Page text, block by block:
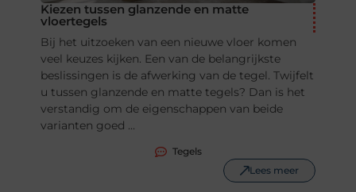
Kiezen tussen glanzende en matte
vloertegels
Bij het uitzoeken van een nieuwe vloer komen
veel keuzes kijken. Een van de belangrijkste
beslissingen is de afwerking van de tegel. Twijfelt
u tussen glanzende en matte tegels? Dan is het
verstandig om de eigenschappen van beide
varianten goed ...
Tegels
Lees meer